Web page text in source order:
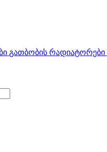
გათბობის რადიატორები